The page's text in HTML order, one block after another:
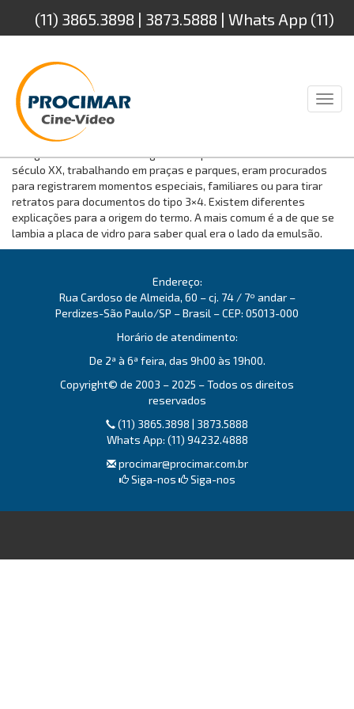
(11) 3865.3898 | 3873.5888 | Whats App (11)
94232.4888
Os fotógrafos ambulantes, ou popularmente conhecidos como
fotógrafo lambe-lambe surgiram nas primeiras décadas do
século XX, trabalhando em praças e parques, eram procurados
para registrarem momentos especiais, familiares ou para tirar
retratos para documentos do tipo 3×4. Existem diferentes
explicações para a origem do termo. A mais comum é a de que se
lambia a placa de vidro para saber qual era o lado da emulsão.
Endereço:
Rua Cardoso de Almeida, 60 – cj. 74 / 7º andar –
Perdizes-São Paulo/SP – Brasil – CEP: 05013-000
Horário de atendimento:
De 2ª à 6ª feira, das 9h00 às 19h00.
Copyright© de 2003 – 2025 – Todos os direitos
reservados
(11) 3865.3898 | 3873.5888
Whats App: (11) 94232.4888
procimar@procimar.com.br
Siga-nos
Siga-nos